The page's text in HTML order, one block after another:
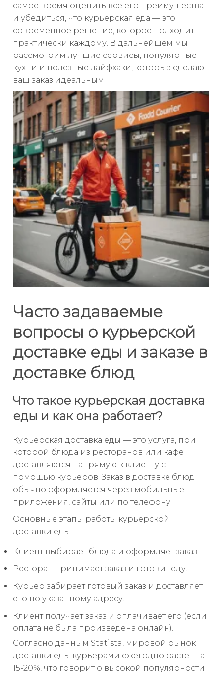
самое время оценить все его преимущества
и убедиться, что курьерская еда — это
современное решение, которое подходит
практически каждому. В дальнейшем мы
рассмотрим лучшие сервисы, популярные
кухни и полезные лайфхаки, которые сделают
ваш заказ идеальным.
Часто задаваемые
вопросы о курьерской
доставке еды и заказе в
доставке блюд
Что такое курьерская доставка
еды и как она работает?
Курьерская доставка еды — это услуга, при
которой блюда из ресторанов или кафе
доставляются напрямую к клиенту с
помощью курьеров. Заказ в доставке блюд
обычно оформляется через мобильные
приложения, сайты или по телефону.
Основные этапы работы курьерской
доставки еды:
Клиент выбирает блюда и оформляет заказ.
Ресторан принимает заказ и готовит еду.
Курьер забирает готовый заказ и доставляет
его по указанному адресу.
Клиент получает заказ и оплачивает его (если
оплата не была произведена онлайн).
Согласно данным Statista, мировой рынок
доставки еды курьерами ежегодно растет на
15-20%, что говорит о высокой популярности